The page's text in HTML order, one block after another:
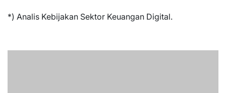
*) Analis Kebijakan Sektor Keuangan Digital.